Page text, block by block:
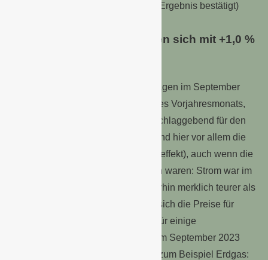
+0,2 % zum Vormonat (vorläufiges Ergebnis bestätigt)
Energieprodukte verteuerten sich mit +1,0 %
lagen im September
2023 um 1,0 % über dem Niveau des Vorjahresmonats,
nach +8,3 % im August 2023. Ausschlaggebend für den
deutlich geringeren Preisauftrieb sind hier vor allem die
Preiserhöhungen im Vorjahr (Basiseffekt), auch wenn die
Preisentwicklungen unterschiedlich waren: Strom war im
September 2023 mit +11,1 % weiterhin merklich teurer als
ein Jahr zuvor. Dagegen erhöhten sich die Preise für
Fernwärme mit +0,3 % nur leicht. Für einige
Energieprodukte lagen die Preise im September 2023
sogar niedriger als ein Jahr zuvor (zum Beispiel Erdgas: